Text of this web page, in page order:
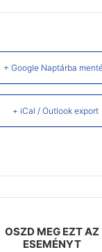
+ Google Naptárba
+ iCal / Outlook export
OSZD MEG EZT AZ
ESEMÉNYT